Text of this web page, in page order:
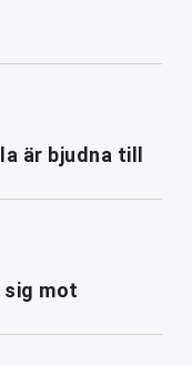
är bjudna till
mot